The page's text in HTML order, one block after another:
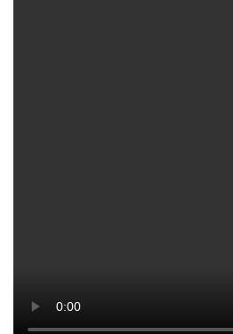
Eisi­ge Fund­stü­cke: Am Strand lie­gen noch
Sturm­flut Anfang